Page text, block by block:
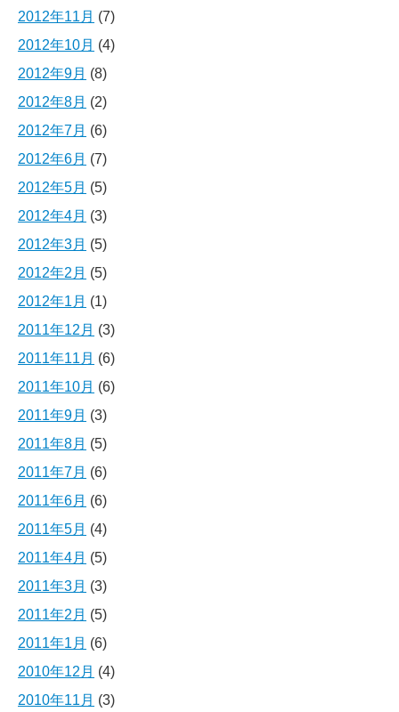
2012年11月 (7)
2012年10月 (4)
2012年9月 (8)
2012年8月 (2)
2012年7月 (6)
2012年6月 (7)
2012年5月 (5)
2012年4月 (3)
2012年3月 (5)
2012年2月 (5)
2012年1月 (1)
2011年12月 (3)
2011年11月 (6)
2011年10月 (6)
2011年9月 (3)
2011年8月 (5)
2011年7月 (6)
2011年6月 (6)
2011年5月 (4)
2011年4月 (5)
2011年3月 (3)
2011年2月 (5)
2011年1月 (6)
2010年12月 (4)
2010年11月 (3)